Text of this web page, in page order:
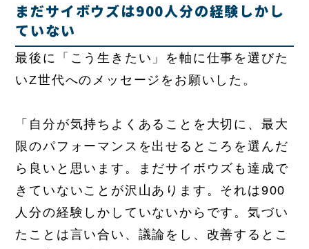
まだサイボウズは900人分の経験しかし
ていない
最後に「こう生きたい」を軸に仕事を選びた
いZ世代へのメッセージをお願いした。
「自分が気持ちよくあることを大切に、最大
限のパフォーマンスを出せるところを選んだ
ら良いと思います。まだサイボウズも達成で
きていないことが沢山あります。それは900
人分の経験しかしていないからです。気づい
たことは言い合い、議論をし、改善するとこ